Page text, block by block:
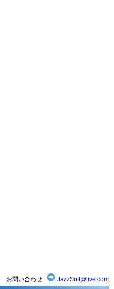
お問い合わせ JazzSoft@live.com